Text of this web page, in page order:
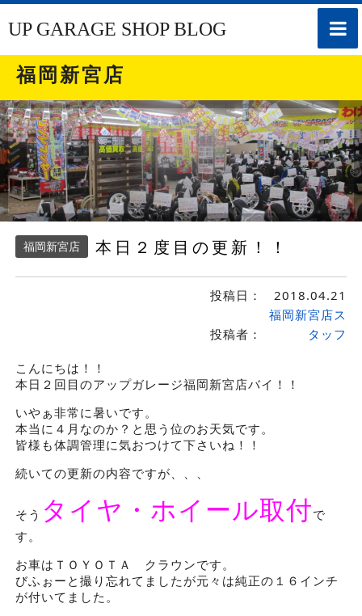
toggle
UP GARAGE SHOP BLOG
福岡新宮店
福岡新宮店 本日２度目の更新！！
投稿日： 2018.04.21
投稿者：
福岡新宮店ス
タッフ
こんにちは！！
本日２回目のアップガレージ福岡新宮店バイ！！
いやぁ非常に暑いです。
本当に４月なのか？と思う位のお天気です。
皆様も体調管理に気おつけて下さいね！！
続いての更新の内容ですが、、、
そう タイヤ・ホイール取付で
す。
お車はＴＯＹＯＴＡ クラウンです。
びふぉーと撮り忘れてましたが元々は純正の１６インチ
が付いてました。